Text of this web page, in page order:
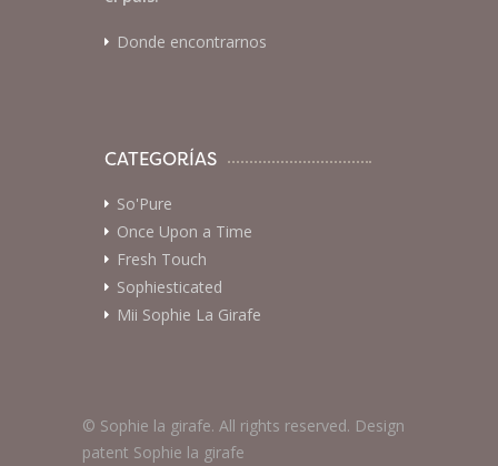
Donde encontrarnos
CATEGORÍAS
So'Pure
Once Upon a Time
Fresh Touch
Sophiesticated
Mii Sophie La Girafe
© Sophie la girafe. All rights reserved. Design
patent Sophie la girafe